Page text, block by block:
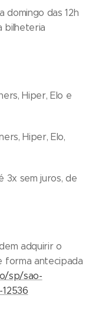
das 12h
bilheteria
Hiper, Elo e
Hiper, Elo,
3x sem juros, de
adquirir o
forma antecipada
sp/sao-